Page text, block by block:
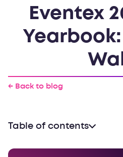
Eventex
← Back to blog
Table of contents